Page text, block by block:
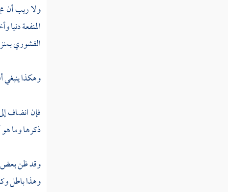
ولا ريب أن
المنفعة
القشوري
وهكذا ينبغي
فإن انضاف
ذكرها وما هو
وقد ظن بعض
وهذا باطل